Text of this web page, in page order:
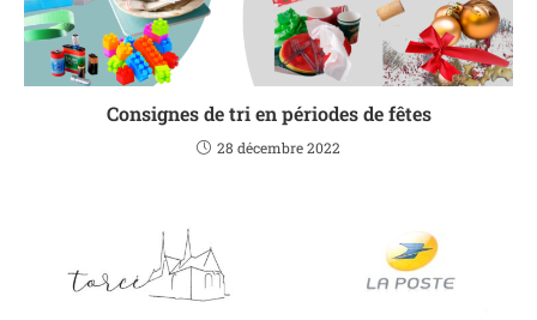
Consignes de tri en périodes de fêtes
28 décembre 2022